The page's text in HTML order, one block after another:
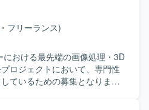
環境】 Python
学習環境上で開発を行いま
TensorFlow、Hugging Faceな
ークを活用し、VLM/LLMや物
進めていただきます。
評価）まで一貫して推進して
設計方針をリードできる方を
ークホルダーとのコミュニケ
し、AIエージェントの価値最
極的に行っていただける方が
フリーランス)
における最先端の画像処理・3D
ロジェクトにおいて、専門性
ているための募集となりま